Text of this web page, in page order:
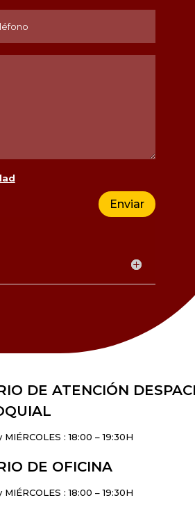
Enviar
DE ATENCIÓN
MIÉRCOLES : 18:00 – 19:30H
DE OFICINA
MIÉRCOLES : 18:00 – 19:30H